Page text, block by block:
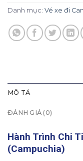
Danh mục: Vé xe đi
MÔ TẢ
ĐÁNH GIÁ (0)
Hành Trình Chi
(Campuchia)